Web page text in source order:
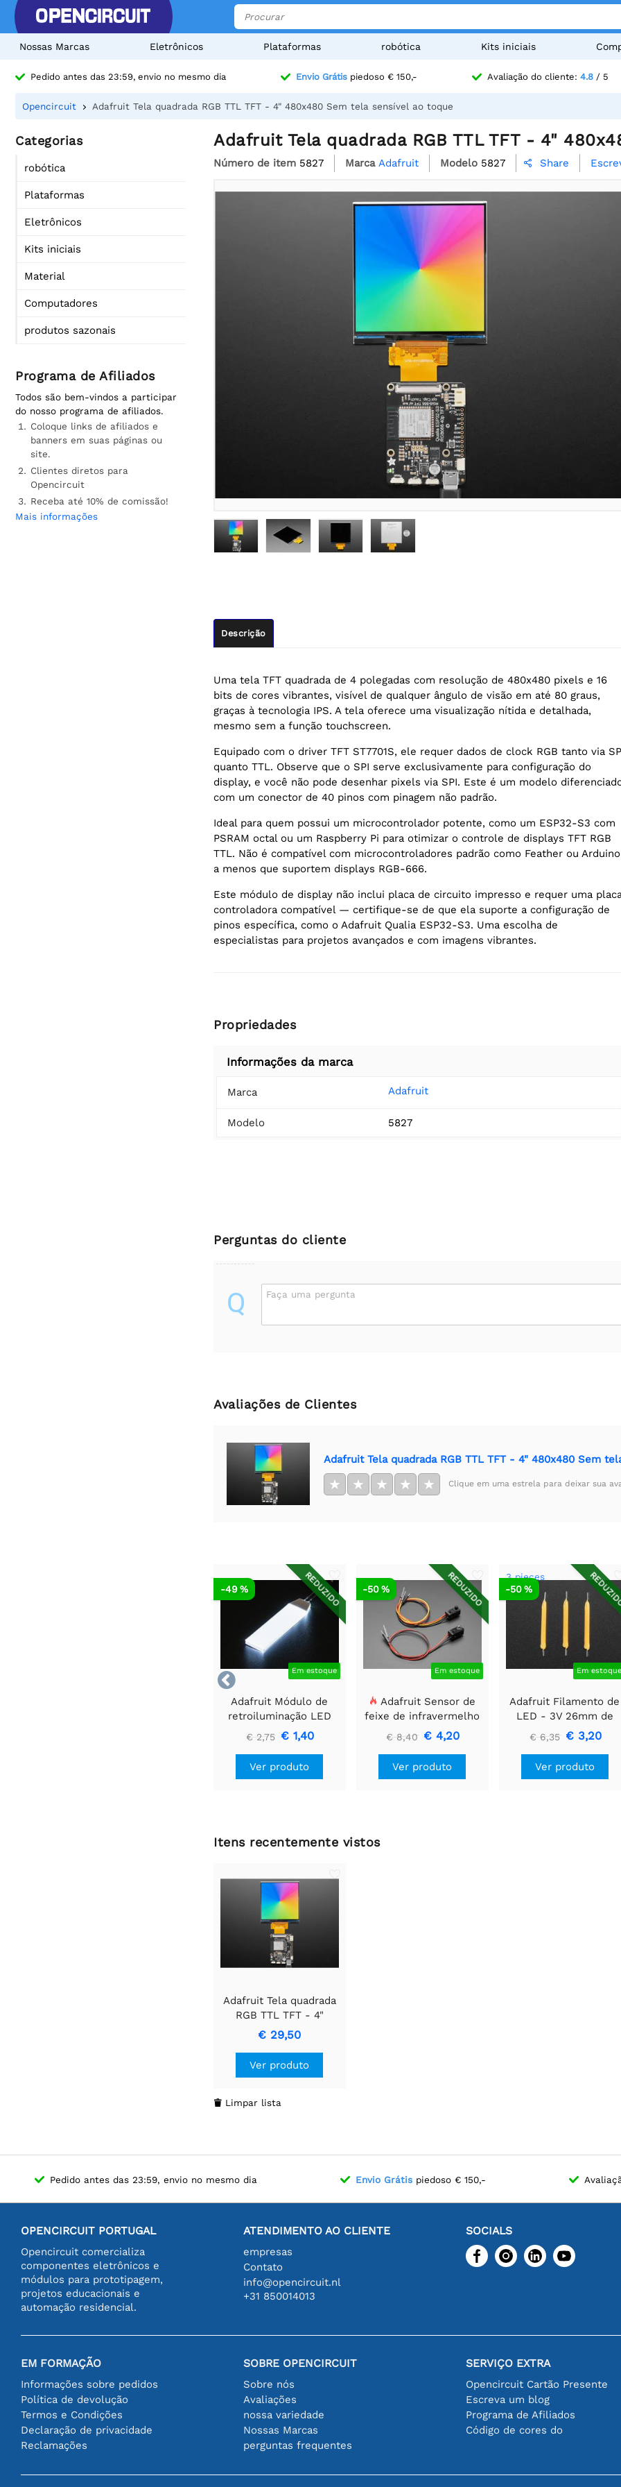
Nossas Marcas Eletrônicos Plataformas robótica Kits iniciais
Pedido antes das 23:59, envio no mesmo dia Envio Grátispiedoso € 150,- Avaliação do cliente: 4.8/ 5
Opencircuit Adafruit Tela quadrada RGB TTL TFT - 4" 480x480 Sem tela sensível ao toque
Categorias
robótica
Plataformas
Eletrônicos
Kits iniciais
Material
Computadores
produtos sazonais
Programa de Afiliados
Todos são bem-vindos a participar
do nosso programa de afiliados.
Coloque links de afiliados e
banners em suas páginas ou
site.
Clientes diretos para
Opencircuit
Receba até 10% de comissão!
Mais informações
Adafruit Tela quadrada RGB TTL TFT - 4"
Número de item 5827 Marca Adafruit Modelo 5827  Share
Descrição
Uma tela TFT quadrada de 4 polegadas com resolução de 480x480 pixels e 16
bits de cores vibrantes, visível de qualquer ângulo de visão em até 80 graus,
graças à tecnologia IPS. A tela oferece uma visualização nítida e detalhada,
mesmo sem a função touchscreen.
Equipado com o driver TFT ST7701S, ele requer dados de clock RGB tanto via
quanto TTL. Observe que o SPI serve exclusivamente para configuração do
display, e você não pode desenhar pixels via SPI. Este é um modelo
com um conector de 40 pinos com pinagem não padrão.
Ideal para quem possui um microcontrolador potente, como um ESP32-S3 com
PSRAM octal ou um Raspberry Pi para otimizar o controle de displays TFT RGB
TTL. Não é compatível com microcontroladores padrão como Feather ou Arduino
a menos que suportem displays RGB-666.
Este módulo de display não inclui placa de circuito impresso e requer uma
controladora compatível — certifique-se de que ela suporte a configuração de
pinos específica, como o Adafruit Qualia ESP32-S3. Uma escolha de
especialistas para projetos avançados e com imagens vibrantes.
Propriedades
Informações da marca
Marca Adafruit
Modelo 5827
Perguntas do cliente
Q Faça uma pergunta
Avaliações de Clientes
Adafruit Tela quadrada RGB TTL TFT - 4" 480x480 Sem
★ ★ ★ ★ ★ Clique em uma estrela para deixar sua

REDUZIDO
Em estoque
-49 %
Adafruit Módulo de
retroiluminação LED
branco - Pequeno 12
mm x 40 mm
€ 2,75 € 1,40
Ver produto
REDUZIDO
Em estoque
-50 %
Adafruit Sensor de
feixe de infravermelho
com extremidades de
cabeçalho de fio
premium - LEDs de 5
mm
€ 8,40 € 4,20
Ver produto
3 pieces
Em estoque
-50 %
Adafruit Filamento de
LED - 3V 26mm de
comprimento - Branco
Quente (Pacote com 3)
€ 6,35 € 3,20
Ver produto
Itens recentemente vistos
Adafruit Tela quadrada
RGB TTL TFT - 4"
480x480 Sem tela
sensível ao toque
€ 29,50
Ver produto
 Limpar lista
Pedido antes das 23:59, envio no mesmo dia Envio Grátis piedoso € 150,-
OPENCIRCUIT PORTUGAL
Opencircuit comercializa
componentes eletrônicos e
módulos para prototipagem,
projetos educacionais e
automação residencial.
ATENDIMENTO AO CLIENTE
empresas
Contato
info@opencircuit.nl
+31 850014013
SOCIALS
EM FORMAÇÃO
Informações sobre pedidos
Política de devolução
Termos e Condições
Declaração de privacidade
Reclamações
SOBRE OPENCIRCUIT
Sobre nós
Avaliações
nossa variedade
Nossas Marcas
perguntas frequentes
SERVIÇO EXTRA
Opencircuit Cartão Presente
Escreva um blog
Programa de Afiliados
Código de cores do